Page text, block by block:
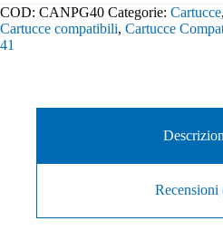
COD: CANPG40 Categorie: Cartucce,
Cartucce compatibili, Cartucce
41
Recensioni